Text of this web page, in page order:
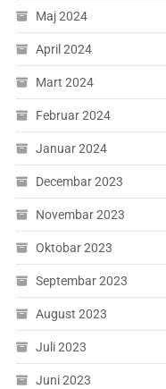
Maj 2024
April 2024
Mart 2024
Februar 2024
Januar 2024
Decembar 2023
Novembar 2023
Oktobar 2023
Septembar 2023
August 2023
Juli 2023
Juni 2023